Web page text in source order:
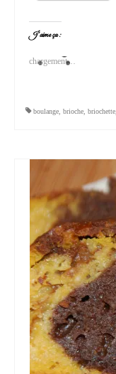
J’aime ça :
chargement…
boulange brioche briochette